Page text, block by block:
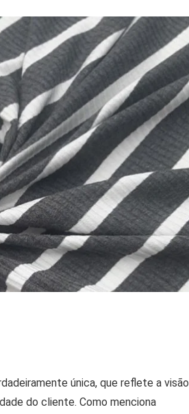
única, que reflete a visão
do cliente. Como menciona